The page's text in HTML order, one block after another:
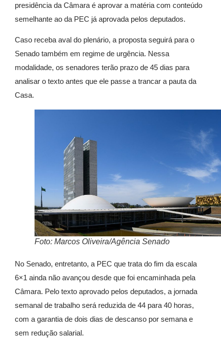
presidência da Câmara é aprovar a matéria com conteúdo
semelhante ao da PEC já aprovada pelos deputados.
Caso receba aval do plenário, a proposta seguirá para o
Senado também em regime de urgência. Nessa
modalidade, os senadores terão prazo de 45 dias para
analisar o texto antes que ele passe a trancar a pauta da
Casa.
Foto: Marcos Oliveira/Agência Senado
No Senado, entretanto, a PEC que trata do fim da escala
6×1 ainda não avançou desde que foi encaminhada pela
Câmara. Pelo texto aprovado pelos deputados, a jornada
semanal de trabalho será reduzida de 44 para 40 horas,
com a garantia de dois dias de descanso por semana e
sem redução salarial.